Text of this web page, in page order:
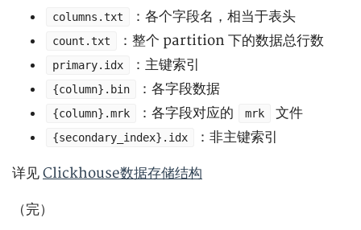
columns.txt ：各个字段名，相当于表头
count.txt ：整个 partition 下的数据总行数
primary.idx ：主键索引
{column}.bin ：各字段数据
{column}.mrk ：各字段对应的 mrk 文件
{secondary_index}.idx ：非主键索引
详见Clickhouse数据存储结构
（完）